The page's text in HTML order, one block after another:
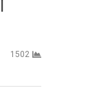
1502